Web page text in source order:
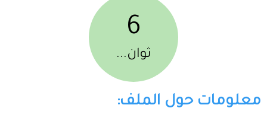
6
ثوان...
معلومات حول الملف: